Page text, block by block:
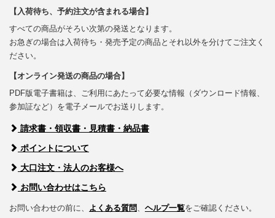
【入荷待ち、予約注文が含まれる場合】
すべての商品がそろい次第の発送となります。
お急ぎの場合は入荷待ち・発売予定の商品とそれ以外を分けてご注文く
ださい。
【オンライン発送の商品の場合】
PDF版電子書籍は、ご利用にあたって必要な情報（ダウンロード情報、
参加証など）を電子メールでお送りします。
請求書・領収書・見積書・納品書
ポイントについて
大口注文・法人のお客様へ
お問い合わせはこちら
お問い合わせの前に、 よくある質問、 ヘルプ一覧をご確認ください。